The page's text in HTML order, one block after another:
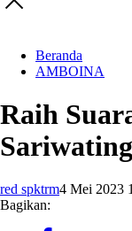
Beranda
AMBOINA
Raih
red spktrm4 Mei 2023
Bagikan: